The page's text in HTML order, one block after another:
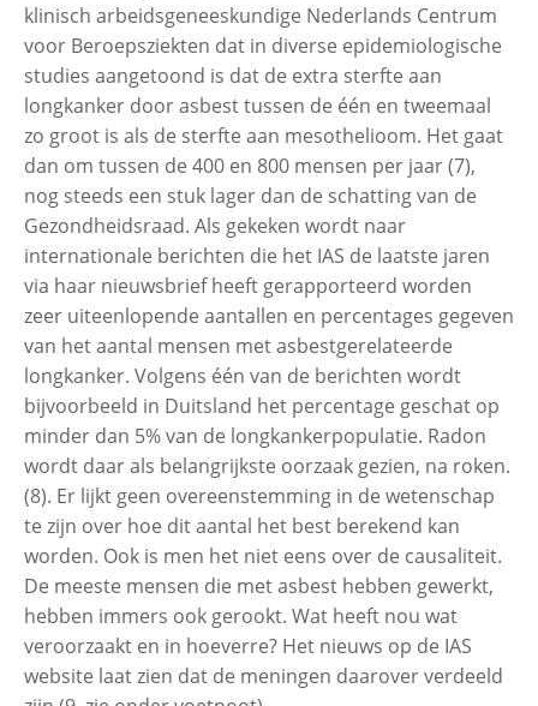
klinisch arbeidsgeneeskundige Nederlands Centrum
voor Beroepsziekten dat in diverse epidemiologische
studies aangetoond is dat de extra sterfte aan
longkanker door asbest tussen de één en tweemaal
zo groot is als de sterfte aan mesothelioom. Het gaat
dan om tussen de 400 en 800 mensen per jaar (7),
nog steeds een stuk lager dan de schatting van de
Gezondheidsraad. Als gekeken wordt naar
internationale berichten die het IAS de laatste jaren
via haar nieuwsbrief heeft gerapporteerd worden
zeer uiteenlopende aantallen en percentages gegeven
van het aantal mensen met asbestgerelateerde
longkanker. Volgens één van de berichten wordt
bijvoorbeeld in Duitsland het percentage geschat op
minder dan 5% van de longkankerpopulatie. Radon
wordt daar als belangrijkste oorzaak gezien, na roken.
(8). Er lijkt geen overeenstemming in de wetenschap
te zijn over hoe dit aantal het best berekend kan
worden. Ook is men het niet eens over de causaliteit.
De meeste mensen die met asbest hebben gewerkt,
hebben immers ook gerookt. Wat heeft nou wat
veroorzaakt en in hoeverre? Het nieuws op de IAS
website laat zien dat de meningen daarover verdeeld